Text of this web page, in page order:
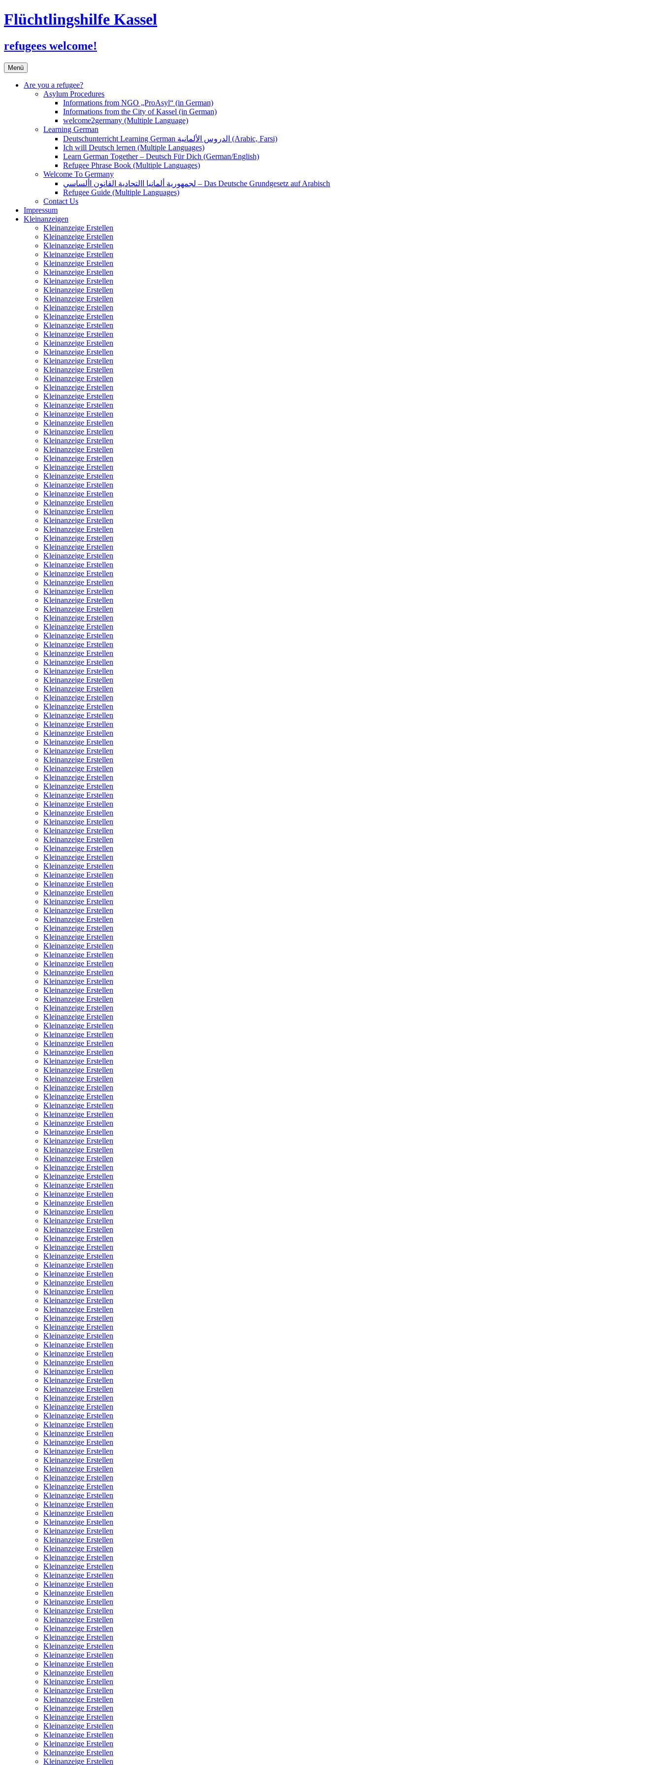
Flüchtlingshilfe Kassel
refugees welcome!
Menü Zum
Inhalt
springen
Are you a refugee?
Asylum Procedures
Informations from NGO „ProAsyl“ (in German)
Informations from the City of Kassel (in German)
welcome2germany (Multiple Language)
Learning German
Deutschunterricht Learning German الدروس الألمانية (Arabic, Farsi)
Ich will Deutsch lernen (Multiple Languages)
Learn German Together – Deutsch Für Dich (German/English)
Refugee Phrase Book (Multiple Languages)
Welcome To Germany
لجمهورية ألمانيا االتحادية القانون األساسي – Das Deutsche Grundgesetz auf Arabisch
Refugee Guide (Multiple Languages)
Contact Us
Impressum
Kleinanzeigen
Kleinanzeige Erstellen
Kleinanzeige Erstellen
Kleinanzeige Erstellen
Kleinanzeige Erstellen
Kleinanzeige Erstellen
Kleinanzeige Erstellen
Kleinanzeige Erstellen
Kleinanzeige Erstellen
Kleinanzeige Erstellen
Kleinanzeige Erstellen
Kleinanzeige Erstellen
Kleinanzeige Erstellen
Kleinanzeige Erstellen
Kleinanzeige Erstellen
Kleinanzeige Erstellen
Kleinanzeige Erstellen
Kleinanzeige Erstellen
Kleinanzeige Erstellen
Kleinanzeige Erstellen
Kleinanzeige Erstellen
Kleinanzeige Erstellen
Kleinanzeige Erstellen
Kleinanzeige Erstellen
Kleinanzeige Erstellen
Kleinanzeige Erstellen
Kleinanzeige Erstellen
Kleinanzeige Erstellen
Kleinanzeige Erstellen
Kleinanzeige Erstellen
Kleinanzeige Erstellen
Kleinanzeige Erstellen
Kleinanzeige Erstellen
Kleinanzeige Erstellen
Kleinanzeige Erstellen
Kleinanzeige Erstellen
Kleinanzeige Erstellen
Kleinanzeige Erstellen
Kleinanzeige Erstellen
Kleinanzeige Erstellen
Kleinanzeige Erstellen
Kleinanzeige Erstellen
Kleinanzeige Erstellen
Kleinanzeige Erstellen
Kleinanzeige Erstellen
Kleinanzeige Erstellen
Kleinanzeige Erstellen
Kleinanzeige Erstellen
Kleinanzeige Erstellen
Kleinanzeige Erstellen
Kleinanzeige Erstellen
Kleinanzeige Erstellen
Kleinanzeige Erstellen
Kleinanzeige Erstellen
Kleinanzeige Erstellen
Kleinanzeige Erstellen
Kleinanzeige Erstellen
Kleinanzeige Erstellen
Kleinanzeige Erstellen
Kleinanzeige Erstellen
Kleinanzeige Erstellen
Kleinanzeige Erstellen
Kleinanzeige Erstellen
Kleinanzeige Erstellen
Kleinanzeige Erstellen
Kleinanzeige Erstellen
Kleinanzeige Erstellen
Kleinanzeige Erstellen
Kleinanzeige Erstellen
Kleinanzeige Erstellen
Kleinanzeige Erstellen
Kleinanzeige Erstellen
Kleinanzeige Erstellen
Kleinanzeige Erstellen
Kleinanzeige Erstellen
Kleinanzeige Erstellen
Kleinanzeige Erstellen
Kleinanzeige Erstellen
Kleinanzeige Erstellen
Kleinanzeige Erstellen
Kleinanzeige Erstellen
Kleinanzeige Erstellen
Kleinanzeige Erstellen
Kleinanzeige Erstellen
Kleinanzeige Erstellen
Kleinanzeige Erstellen
Kleinanzeige Erstellen
Kleinanzeige Erstellen
Kleinanzeige Erstellen
Kleinanzeige Erstellen
Kleinanzeige Erstellen
Kleinanzeige Erstellen
Kleinanzeige Erstellen
Kleinanzeige Erstellen
Kleinanzeige Erstellen
Kleinanzeige Erstellen
Kleinanzeige Erstellen
Kleinanzeige Erstellen
Kleinanzeige Erstellen
Kleinanzeige Erstellen
Kleinanzeige Erstellen
Kleinanzeige Erstellen
Kleinanzeige Erstellen
Kleinanzeige Erstellen
Kleinanzeige Erstellen
Kleinanzeige Erstellen
Kleinanzeige Erstellen
Kleinanzeige Erstellen
Kleinanzeige Erstellen
Kleinanzeige Erstellen
Kleinanzeige Erstellen
Kleinanzeige Erstellen
Kleinanzeige Erstellen
Kleinanzeige Erstellen
Kleinanzeige Erstellen
Kleinanzeige Erstellen
Kleinanzeige Erstellen
Kleinanzeige Erstellen
Kleinanzeige Erstellen
Kleinanzeige Erstellen
Kleinanzeige Erstellen
Kleinanzeige Erstellen
Kleinanzeige Erstellen
Kleinanzeige Erstellen
Kleinanzeige Erstellen
Kleinanzeige Erstellen
Kleinanzeige Erstellen
Kleinanzeige Erstellen
Kleinanzeige Erstellen
Kleinanzeige Erstellen
Kleinanzeige Erstellen
Kleinanzeige Erstellen
Kleinanzeige Erstellen
Kleinanzeige Erstellen
Kleinanzeige Erstellen
Kleinanzeige Erstellen
Kleinanzeige Erstellen
Kleinanzeige Erstellen
Kleinanzeige Erstellen
Kleinanzeige Erstellen
Kleinanzeige Erstellen
Kleinanzeige Erstellen
Kleinanzeige Erstellen
Kleinanzeige Erstellen
Kleinanzeige Erstellen
Kleinanzeige Erstellen
Kleinanzeige Erstellen
Kleinanzeige Erstellen
Kleinanzeige Erstellen
Kleinanzeige Erstellen
Kleinanzeige Erstellen
Kleinanzeige Erstellen
Kleinanzeige Erstellen
Kleinanzeige Erstellen
Kleinanzeige Erstellen
Kleinanzeige Erstellen
Kleinanzeige Erstellen
Kleinanzeige Erstellen
Kleinanzeige Erstellen
Kleinanzeige Erstellen
Kleinanzeige Erstellen
Kleinanzeige Erstellen
Kleinanzeige Erstellen
Kleinanzeige Erstellen
Kleinanzeige Erstellen
Kleinanzeige Erstellen
Kleinanzeige Erstellen
Kleinanzeige Erstellen
Kleinanzeige Erstellen
Kleinanzeige Erstellen
Kleinanzeige Erstellen
Kleinanzeige Erstellen
Kleinanzeige Erstellen
Kleinanzeige Erstellen
Kleinanzeige Erstellen